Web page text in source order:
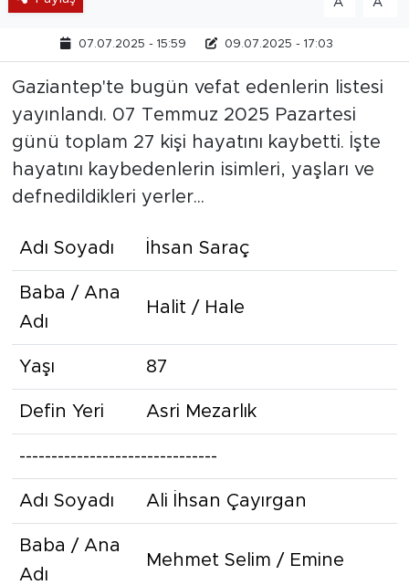
07.07.2025 - 15:59 09.07.2025 - 17:03
Gaziantep'te bugün vefat edenlerin listesi
yayınlandı. 07 Temmuz 2025 Pazartesi
günü toplam 27 kişi hayatını kaybetti. İşte
hayatını kaybedenlerin isimleri, yaşları ve
defnedildikleri yerler...
Adı Soyadı İhsan Saraç
Baba / Ana
Adı
Halit / Hale
Yaşı 87
Defin Yeri Asri Mezarlık
-------------------------------
Adı Soyadı Ali İhsan Çayırgan
Baba / Ana
Adı
Mehmet Selim / Emine